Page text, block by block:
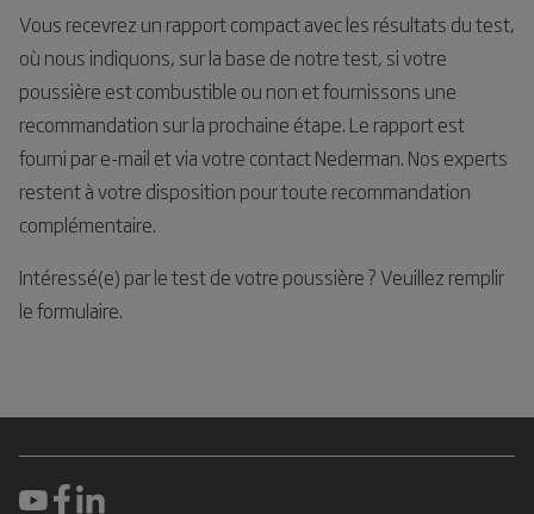
Vous recevrez un rapport compact avec les résultats du test,
où nous indiquons, sur la base de notre test, si votre
poussière est combustible ou non et fournissons une
recommandation sur la prochaine étape. Le rapport est
fourni par e-mail et via votre contact Nederman. Nos experts
restent à votre disposition pour toute recommandation
complémentaire.
Intéressé(e) par le test de votre poussière ? Veuillez remplir
le formulaire.